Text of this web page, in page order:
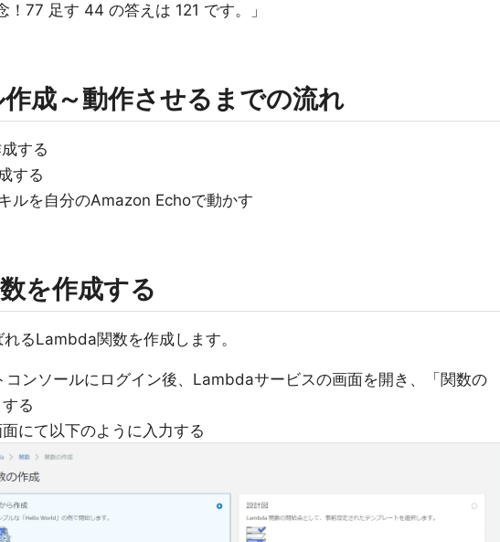
！77 足す 44 の答えは 121 です。」
成～動作させるまでの流れ
する
する
ルを自分のAmazon Echoで動かす
を作成する
るLambda関数を作成します。
コンソールにログイン後、Lambdaサービスの画面を開き、「関数の
る
面にて以下のように入力する